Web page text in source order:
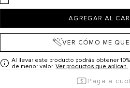
AGREGAR AL
VER CÓMO ME
Al llevar este producto podrás obtener
de menor valor. Ver productos que aplican.
Paga a